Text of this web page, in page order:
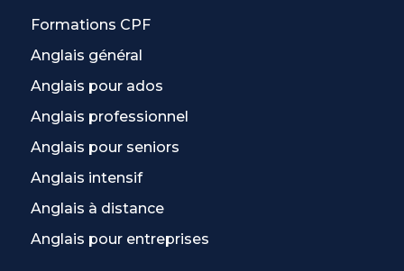
Formations CPF
Anglais général
Anglais pour ados
Anglais professionnel
Anglais pour seniors
Anglais intensif
Anglais à distance
Anglais pour entreprises